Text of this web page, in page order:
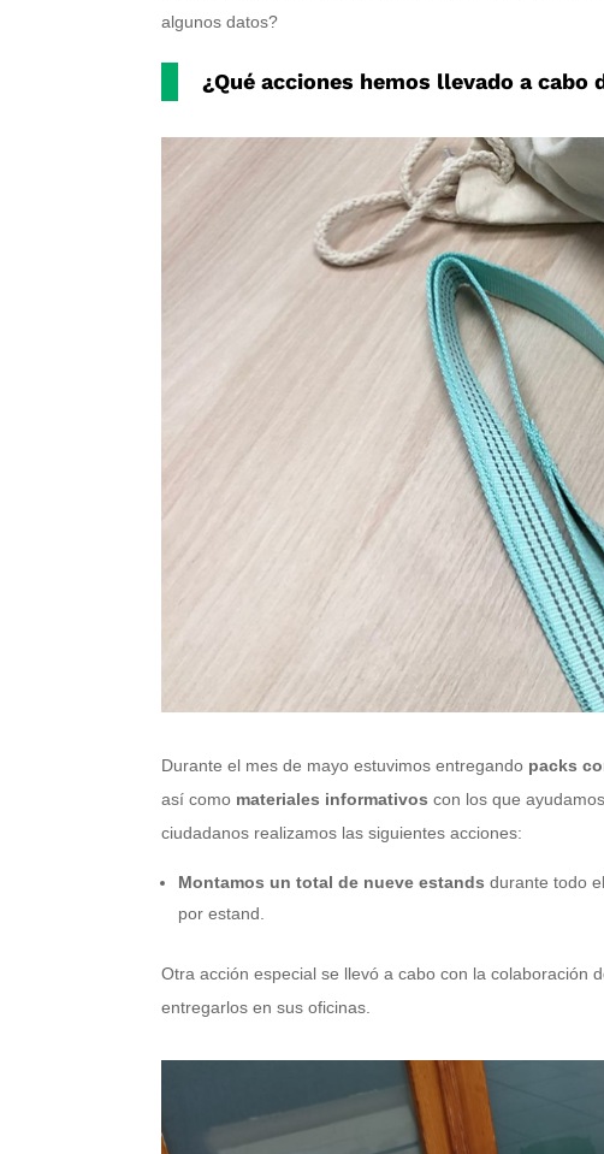
algunos datos?
¿Qué acciones hemos llevado a cabo
Durante el mes de mayo estuvimos entregando packs
así como materiales informativos con los que
ciudadanos realizamos las siguientes acciones:
Montamos un total de nueve estands durante todo
por estand.
Otra acción especial se llevó a cabo con la colaboración
entregarlos en sus oficinas.